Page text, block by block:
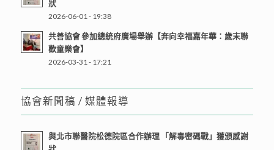
狀
2026-06-01 - 19:38
共善協會 參加總統府廣場舉辦【奔向幸福嘉年華：歲末聯
歡童樂會】
2026-03-31 - 17:21
協會新聞稿 / 媒體報導
與北市聯醫院松德院區合作辦理 「解毒密碼戰」獲頒感謝